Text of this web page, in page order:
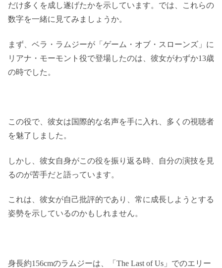
だけ多くを成し遂げたかを示しています。では、これらの
数字を一緒に見てみましょうか。
まず、ベラ・ラムジーが「ゲーム・オブ・スローンズ」に
リアナ・モーモント役で登場したのは、彼女がわずか13歳
の時でした​​。
この役で、彼女は国際的な名声を手に入れ、多くの視聴者
を魅了しました。
しかし、彼女自身がこの役を振り返る時、自分の演技を見
るのが苦手だと語っています。
これは、彼女が自己批評的であり、常に成長しようとする
姿勢を示しているのかもしれません。
身長約156cmのラムジーは、「The Last of Us」でのエリー